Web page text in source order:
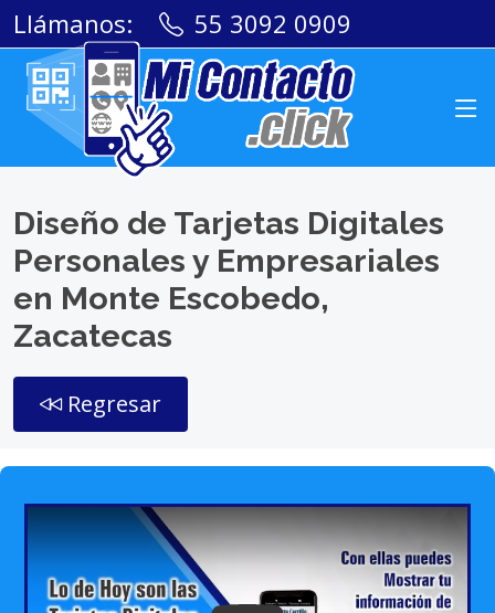
Llámanos: 55 3092 0909
Diseño de Tarjetas Digitales
Personales y Empresariales
en Monte Escobedo,
Zacatecas
Regresar